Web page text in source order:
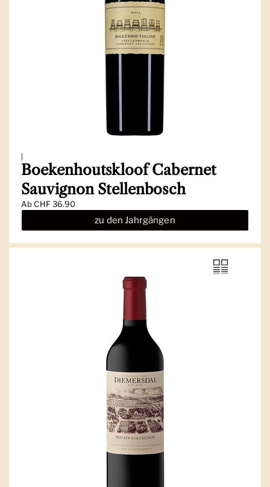
|
Boekenhoutskloof Cabernet
Sauvignon Stellenbosch
AbCHF 36.90
zu den Jahrgängen